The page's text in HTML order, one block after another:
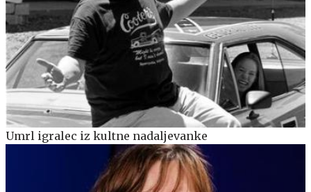
Umrl igralec iz kultne nadaljevanke